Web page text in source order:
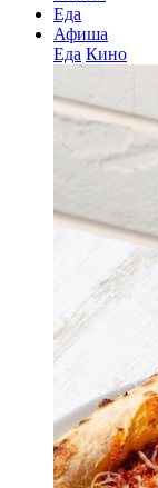
Еда
Афиша
Еда Кино